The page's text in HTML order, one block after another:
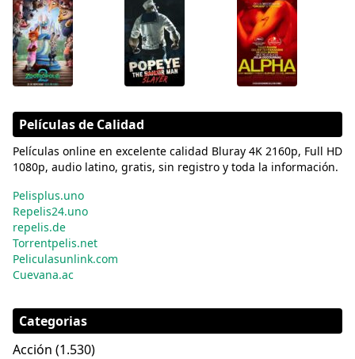
Películas de Calidad
Películas online en excelente calidad Bluray 4K 2160p, Full HD
1080p, audio latino, gratis, sin registro y toda la información.
Pelisplus.uno
Repelis24.uno
repelis.de
Torrentpelis.net
Peliculasunlink.com
Cuevana.ac
Categorias
Acción (1.530)